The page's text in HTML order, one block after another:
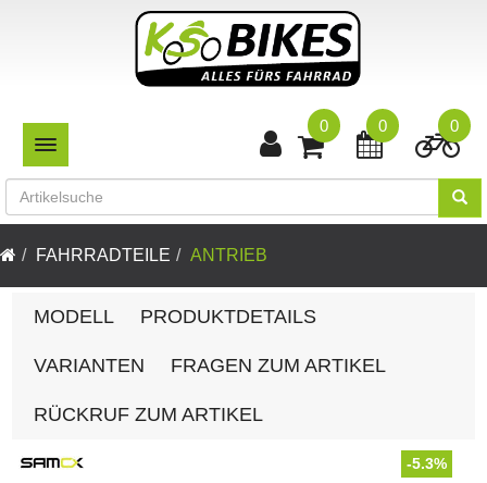
TOGGLE NAVIGATION
0
0
0
FAHRRADTEILE ANTRIEB
MODELL PRODUKTDETAILS
VARIANTEN FRAGEN ZUM ARTIKEL
RÜCKRUF ZUM ARTIKEL
-5.3%